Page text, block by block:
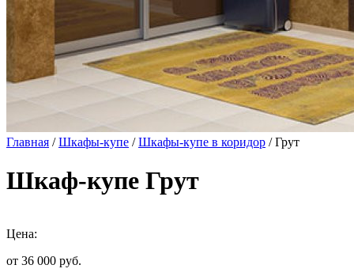
Главная /Шкафы-купе /Шкафы-купе в коридор / Грут
Шкаф-купе Грут
Цена:
от 36 000 руб.